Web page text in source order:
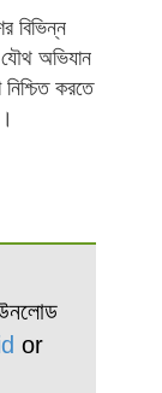
বিভিন্ন
যৌথ অভিযান
করতে
or